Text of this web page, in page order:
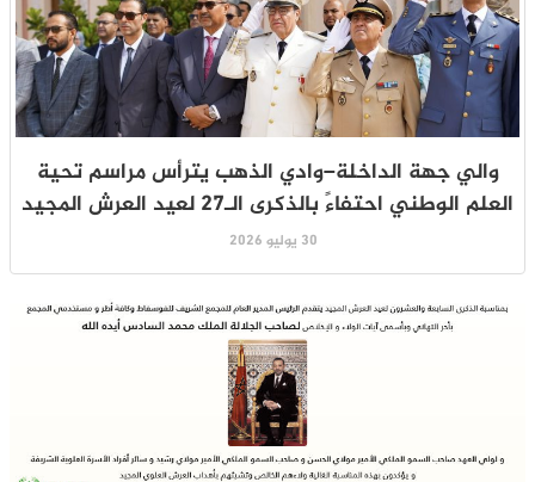
والي جهة الداخلة–وادي الذهب يترأس مراسم تحية
العلم الوطني احتفاءً بالذكرى الـ27 لعيد العرش المجيد
30 يوليو 2026